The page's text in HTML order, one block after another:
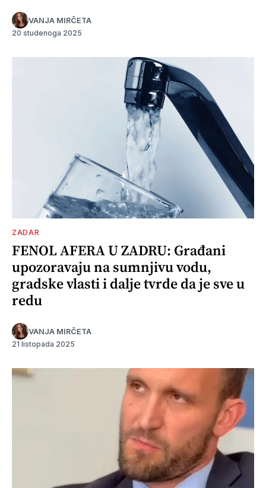
VANJA MIRČETA
20 studenoga 2025
ZADAR
FENOL AFERA U ZADRU: Građani
upozoravaju na sumnjivu vodu,
gradske vlasti i dalje tvrde da je sve u
redu
VANJA MIRČETA
21 listopada 2025